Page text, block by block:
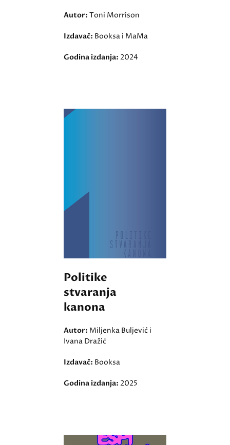
Autor: Toni Morrison
Izdavač: Booksa i MaMa
Godina izdanja: 2024
Politike
stvaranja
kanona
Autor: Miljenka Buljević i
Ivana Dražić
Izdavač: Booksa
Godina izdanja: 2025